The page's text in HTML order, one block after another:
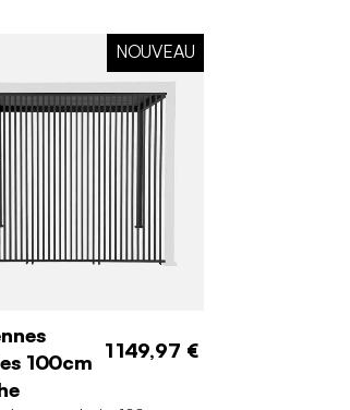
NOUVEAU
100cm 1 149,97 €